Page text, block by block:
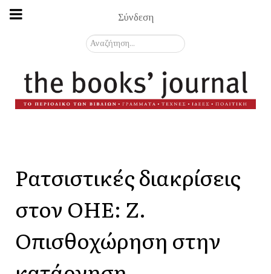
Σύνδεση
Αναζήτηση...
Ρατσιστικές διακρίσεις
στον ΟΗΕ: Ζ.
Οπισθοχώρηση στην